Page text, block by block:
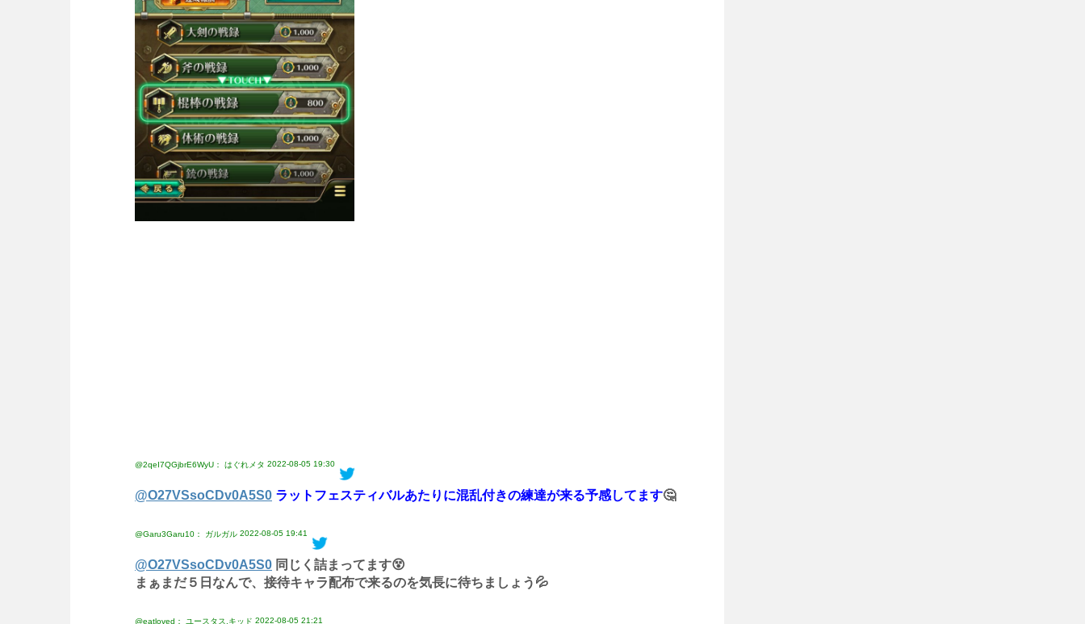
@2qeI7QGjbrE6WyU： はぐれメタ 2022-08-05 19:30
@O27VSsoCDv0A5S0 ラットフェスティバルあたりに混乱付きの練達が来る予感してます🤔
@Garu3Garu10： ガルガル 2022-08-05 19:41
@O27VSsoCDv0A5S0 同じく詰まってます😵
まぁまだ５日なんで、接待キャラ配布で来るのを気長に待ちましょう💦
@eatloved： ユースタス.キッド 2022-08-05 21:21